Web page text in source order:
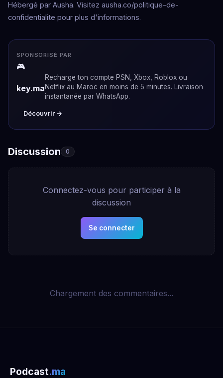
Hébergé par Ausha. Visitez ausha.co/politique-de-
confidentialite pour plus d'informations.
SPONSORISÉ PAR
🎮
key.ma
Recharge ton compte PSN, Xbox, Roblox ou
Netflix au Maroc en moins de 5 minutes. Livraison
instantanée par WhatsApp.
Découvrir →
Discussion 0
Connectez-vous pour participer à la
discussion
Se connecter
Chargement des commentaires...
Podcast.ma